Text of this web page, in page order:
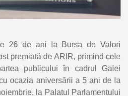
26 de ani la Bursa de Valori
premiată de ARIR, primind cele
publicului în cadrul Galei
ocazia aniversării a 5 ani de la
la Palatul Parlamentului